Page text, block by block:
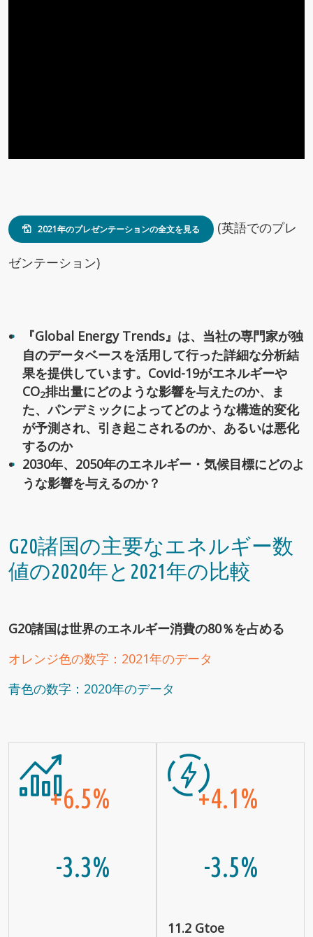
2021年のプレゼンテーションの全文を見る (英語でのプレ
ゼンテーション)
『Global Energy Trends』は、当社の専門家が独
自のデータベースを活用して行った詳細な分析結
果を提供しています。Covid-19がエネルギーや
CO2排出量にどのような影響を与えたのか、ま
た、パンデミックによってどのような構造的変化
が予測され、引き起こされるのか、あるいは悪化
するのか
2030年、2050年のエネルギー・気候目標にどのよ
うな影響を与えるのか？
G20諸国の主要なエネルギー数
値の2020年と2021年の比較
G20諸国は世界のエネルギー消費の80％を占める
オレンジ色の数字：2021年のデータ
青色の数字：2020年のデータ
+6.5%
-3.3%
+4.1%
-3.5%
11.2 Gtoe